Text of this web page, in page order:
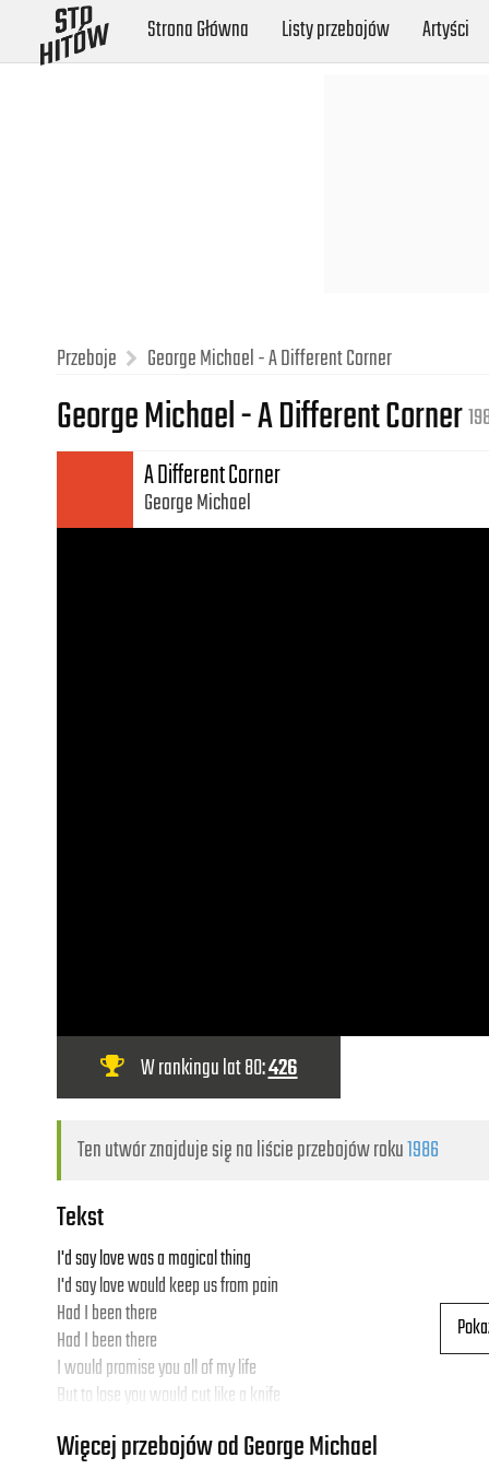
Strona Główna Listy przebojów Artyści
Przeboje George Michael - A Different Corner
George Michael - A Different Corner
A Different Corner
George Michael
W rankingu lat 80:426
Ten utwór znajduje się na liście przebojów roku1986
Tekst
I'd say love was a magical thing
I'd say love would keep us from pain
Had I been there
Had I been there
I would promise you all of my life
But to lose you would cut like a knife
No, I don't dare
Więcej przebojów od George Michael